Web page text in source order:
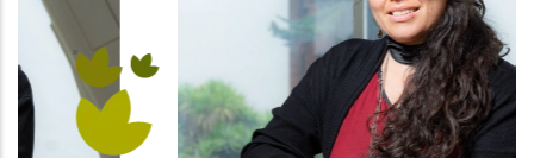
"